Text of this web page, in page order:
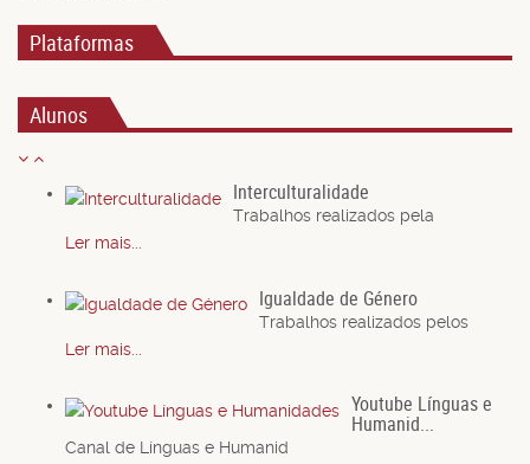
Plataformas
Alunos
Interculturalidade
Trabalhos realizados pela
Ler mais...
Igualdade de Género
Trabalhos realizados pelos
Ler mais...
Youtube Línguas e
Humanid...
Canal de Línguas e Humanid